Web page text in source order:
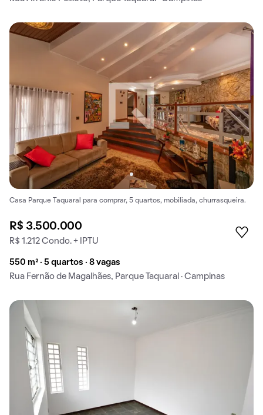
Casa Parque Taquaral para comprar, 5 quartos, mobiliada, churrasqueira.
R$ 3.500.000
R$ 1.212 Condo. + IPTU
550 m² · 5 quartos · 8 vagas
Rua Fernão de Magalhães, Parque Taquaral · Campinas